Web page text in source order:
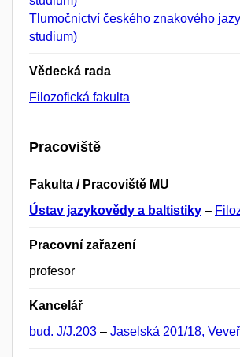
Tlumočnictví českého znakového
studium)
Vědecká rada
Filozofická fakulta
Pracoviště
Fakulta / Pracoviště MU
Ústav jazykovědy a baltistiky –
Pracovní zařazení
profesor
Kancelář
bud. J/J.203 – Jaselská 201/18,